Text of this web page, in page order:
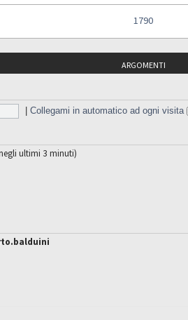
1790
ARGOMENTI
|Collegami in automatico ad ogni visita
ultimi 3 minuti)